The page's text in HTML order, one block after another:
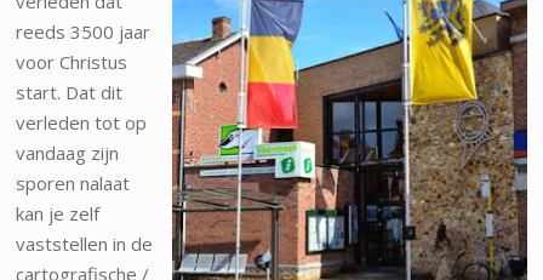
reeds 3500 jaar
voor Christus
start. Dat dit
verleden tot op
vandaag zijn
sporen nalaat
kan je zelf
vaststellen in de
cartografische /